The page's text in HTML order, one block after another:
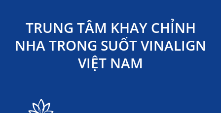
TRUNG TÂM KHAY CHỈNH
NHA TRONG SUỐT VINALIGN
VIỆT NAM